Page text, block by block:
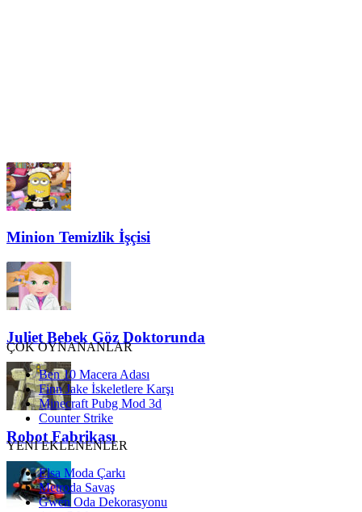
Minion Temizlik İşçisi
Juliet Bebek Göz Doktorunda
Robot Fabrikası
ÇOK OYNANANLAR
Ben 10 Macera Adası
Finn Jake İskeletlere Karşı
Minecraft Pubg Mod 3d
Counter Strike
YENİ EKLENENLER
Elsa Moda Çarkı
Metroda Savaş
Gwen Oda Dekorasyonu